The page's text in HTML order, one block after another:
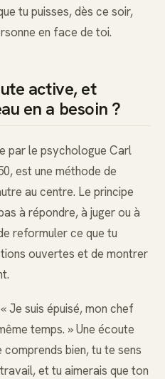
tu puisses, dès ce soir,
en face de toi.
active, et
en a besoin ?
par le psychologue Carl
est une méthode de
au centre. Le principe
à répondre, à juger ou à
reformuler ce que tu
ouvertes et de montrer
Je suis épuisé, mon chef
temps. » Une écoute
bien, tu te sens
et tu aimerais que ton